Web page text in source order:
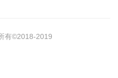
有©2018-2019